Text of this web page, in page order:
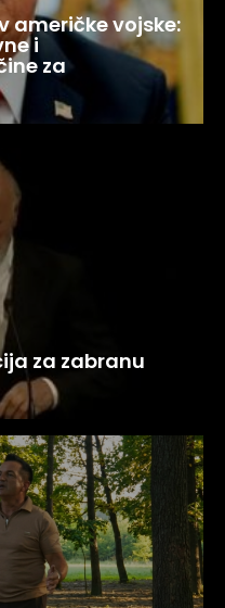
američke vojske:
i
za
za zabranu